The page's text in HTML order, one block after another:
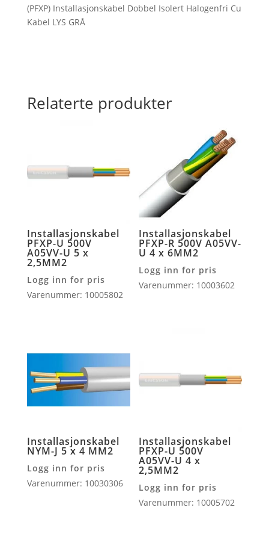
(PFXP) Installasjonskabel Dobbel Isolert Halogenfri Cu
Kabel LYS GRÅ
Relaterte produkter
Installasjonskabel
PFXP-U 500V
A05VV-U 5 x
2,5MM2
Logg inn for pris
Varenummer: 10005802
Installasjonskabel
PFXP-R 500V A05VV-
U 4 x 6MM2
Logg inn for pris
Varenummer: 10003602
Installasjonskabel
NYM-J 5 x 4 MM2
Logg inn for pris
Varenummer: 10030306
Installasjonskabel
PFXP-U 500V
A05VV-U 4 x
2,5MM2
Logg inn for pris
Varenummer: 10005702